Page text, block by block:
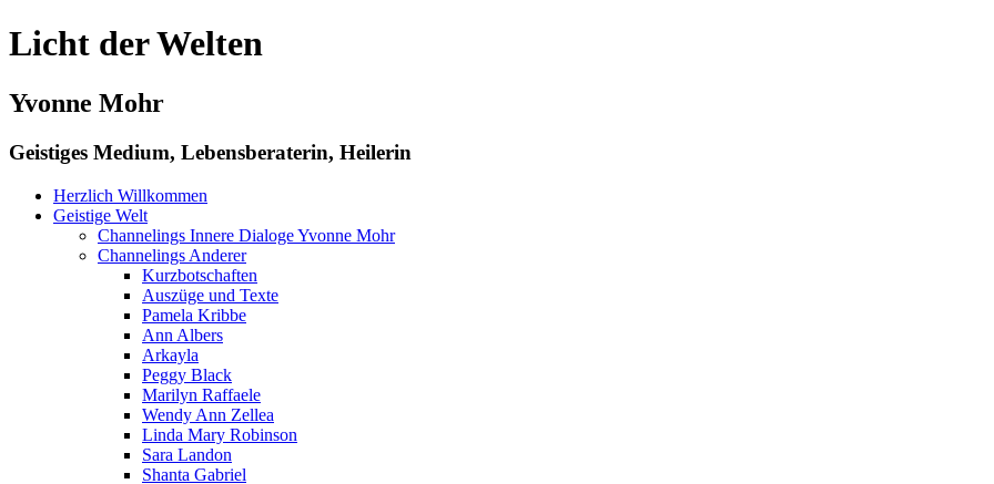
Licht der Welten
Yvonne Mohr
Geistiges Medium, Lebensberaterin, Heilerin
Herzlich Willkommen
Geistige Welt
Channelings Innere Dialoge Yvonne Mohr
Channelings Anderer
Kurzbotschaften
Auszüge und Texte
Pamela Kribbe
Ann Albers
Arkayla
Peggy Black
Marilyn Raffaele
Wendy Ann Zellea
Linda Mary Robinson
Sara Landon
Shanta Gabriel